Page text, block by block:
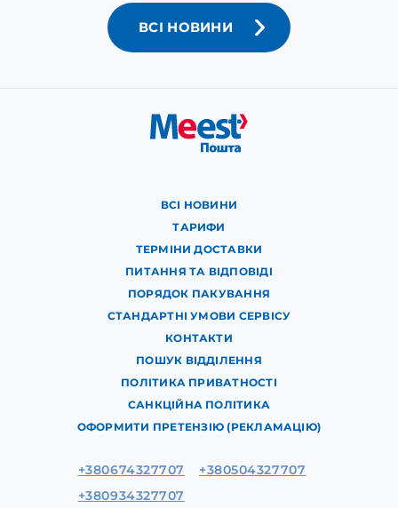
ВСІ НОВИНИ
ВСІ НОВИНИ
ТАРИФИ
ТЕРМІНИ ДОСТАВКИ
ПИТАННЯ ТА ВІДПОВІДІ
ПОРЯДОК ПАКУВАННЯ
СТАНДАРТНІ УМОВИ СЕРВІСУ
КОНТАКТИ
ПОШУК ВІДДІЛЕННЯ
ПОЛІТИКА ПРИВАТНОСТІ
САНКЦІЙНА ПОЛІТИКА
ОФОРМИТИ ПРЕТЕНЗІЮ (РЕКЛАМАЦІЮ)
+380674327707
+380504327707
+380934327707